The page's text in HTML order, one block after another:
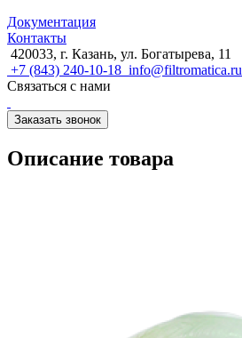
Документация
Контакты
420033, г. Казань, ул. Богатырева, 11
+7 (843) 240-10-18 info@filtromatica.ru
Связаться с нами
Заказать звонок
Описание товара